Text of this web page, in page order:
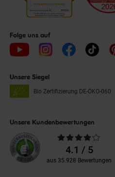
Folge uns auf
Unsere Siegel
Bio Zertifizierung DE-ÖKO-060
Unsere Kundenbewertungen
Durchschnittliche
Bewertungen4.1 / 5
aus 35.928 Bewertungen